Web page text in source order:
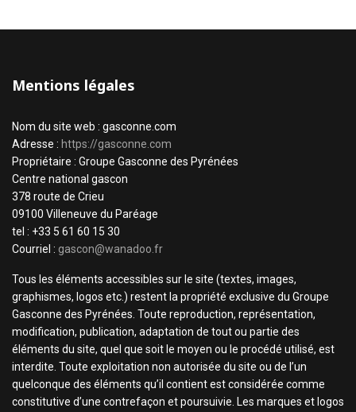
Mentions légales
Nom du site web : gasconne.com
Adresse : https://gasconne.com
Propriétaire : Groupe Gasconne des Pyrénées
Centre national gascon
378 route de Crieu
09100 Villeneuve du Paréage
tel : +33 5 61 60 15 30
Courriel : gascon@wanadoo.fr
Tous les éléments accessibles sur le site (textes, images,
graphismes, logos etc.) restent la propriété exclusive du Groupe
Gasconne des Pyrénées. Toute reproduction, représentation,
modification, publication, adaptation de tout ou partie des
éléments du site, quel que soit le moyen ou le procédé utilisé, est
interdite. Toute exploitation non autorisée du site ou de l’un
quelconque des éléments qu’il contient est considérée comme
constitutive d’une contrefaçon et poursuivie. Les marques et logos